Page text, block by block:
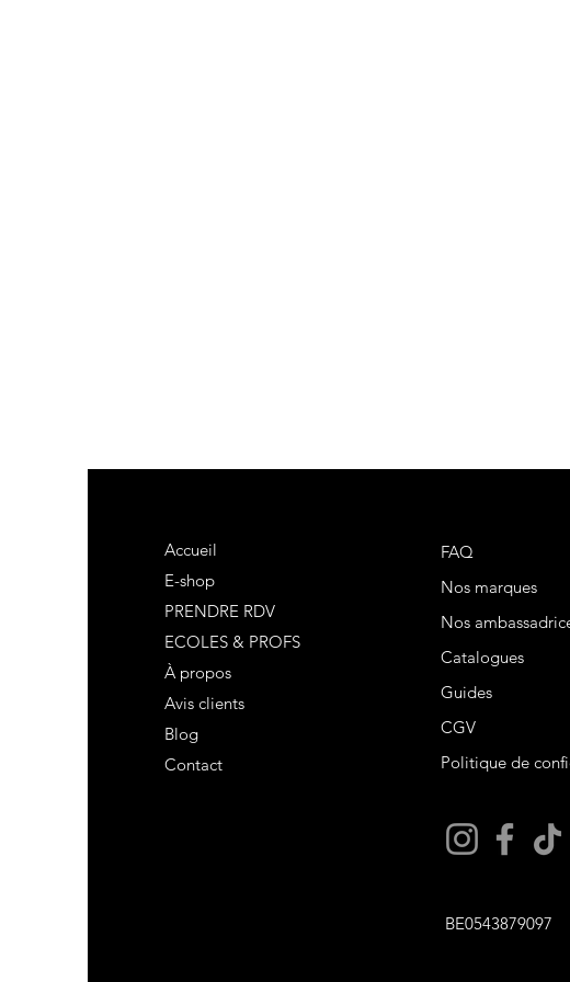
Accueil
E-shop
PRENDRE RDV
ECOLES & PROFS
À propos
Avis clients
Blog
Contact
FAQ
Nos marques
Nos
Catalogues
Guides
CGV
Politique de
BE0543879097